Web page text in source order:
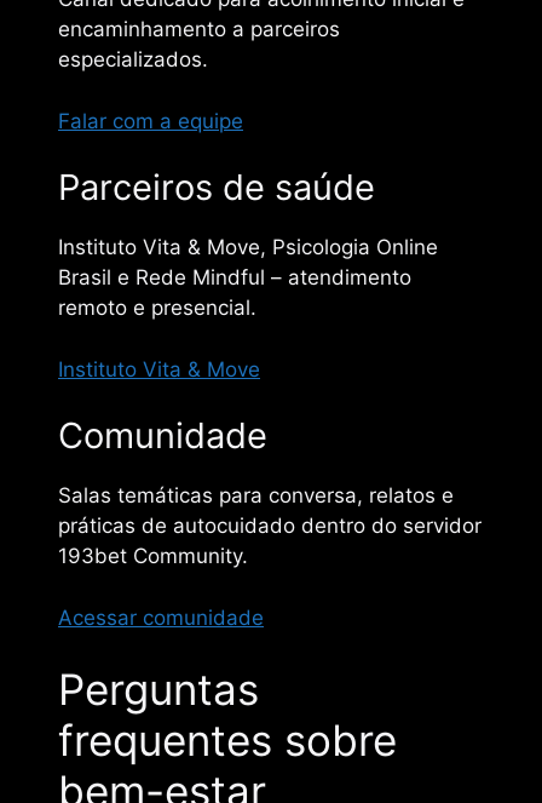
encaminhamento a parceiros
especializados.
Falar com a equipe
Parceiros de saúde
Instituto Vita & Move, Psicologia Online
Brasil e Rede Mindful – atendimento
remoto e presencial.
Instituto Vita & Move
Comunidade
Salas temáticas para conversa, relatos e
práticas de autocuidado dentro do servidor
193bet Community.
Acessar comunidade
Perguntas
frequentes sobre
bem-estar